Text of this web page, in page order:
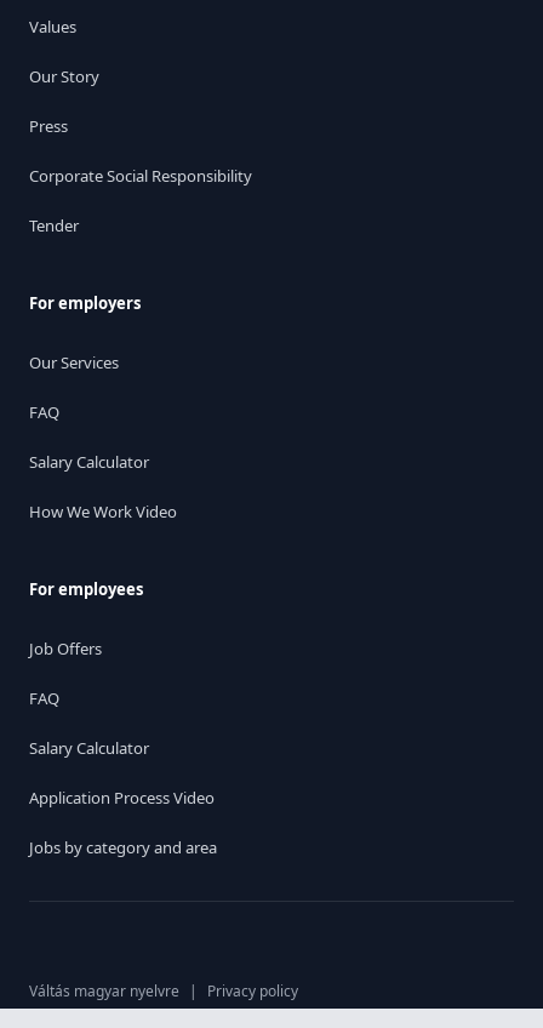
Values
Our Story
Press
Corporate Social Responsibility
Tender
For employers
Our Services
FAQ
Salary Calculator
How We Work Video
For employees
Job Offers
FAQ
Salary Calculator
Application Process Video
Jobs by category and area
Váltás magyar nyelvre | Privacy policy